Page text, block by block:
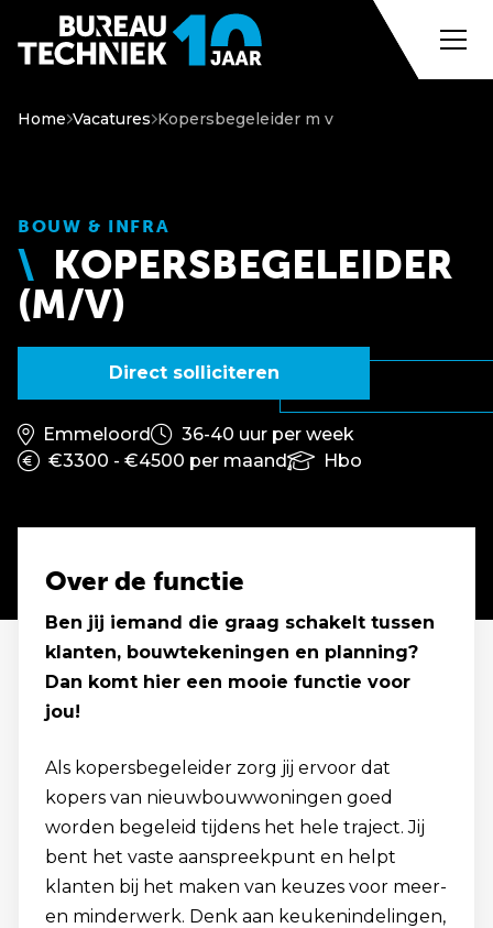
Home Vacatures Kopersbegeleider m v
BOUW & INFRA
KOPERSBEGELEIDER
(M/V)
Direct solliciteren
Emmeloord
36-40 uur per week
€3300 - €4500 per maand
Hbo
Over de functie
Ben jij iemand die graag schakelt tussen
klanten, bouwtekeningen en planning?
Dan komt hier een mooie functie voor
jou!
Als kopersbegeleider zorg jij ervoor dat
kopers van nieuwbouwwoningen goed
worden begeleid tijdens het hele traject. Jij
bent het vaste aanspreekpunt en helpt
klanten bij het maken van keuzes voor meer-
en minderwerk. Denk aan keukenindelingen,